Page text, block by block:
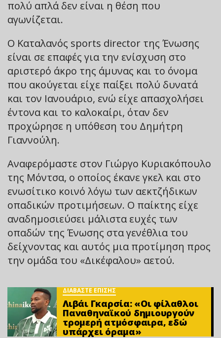
πολύ απλά δεν είναι η θέση που
αγωνίζεται.
Ο Καταλανός sports director της Ένωσης
είναι σε επαφές για την ενίσχυση στο
αριστερό άκρο της άμυνας και το όνομα
που ακούγεται είχε παίξει πολύ δυνατά
και τον Ιανουάριο, ενώ είχε απασχολήσει
έντονα και το καλοκαίρι, όταν δεν
προχώρησε η υπόθεση του Δημήτρη
Γιαννούλη.
Αναφερόμαστε στον Γιώργο Κυριακόπουλο
της Μόντσα, ο οποίος έκανε γκελ και στο
ενωσίτικο κοινό λόγω των αεκτζήδικων
οπαδικών προτιμήσεων. Ο παίκτης είχε
αναδημοσιεύσει μάλιστα ευχές των
οπαδών της Ένωσης στα γενέθλια του
δείχνοντας και αυτός μια προτίμηση προς
την ομάδα του «Δικέφαλου» αετού.
ΔΙΑΒΑΣΤΕ ΕΠΙΣΗΣ
Λιβάι Γκαρσία: «Οι φίλαθλοι
Παναθηναϊκού δημιουργούν
τρομερή ατμόσφαιρα, εδώ
υπάρχει όραμα»